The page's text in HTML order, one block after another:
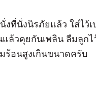
งที่นั่งนิรภัยแล้ว ใส่ไว้
ล้วคุยกันเพลิน ลืมลูก
ร้อนสูงเกินขนาดครับ